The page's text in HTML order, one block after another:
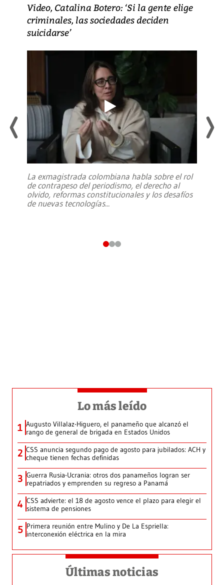
Video, Catalina Botero: ‘Si la gente elige
criminales, las sociedades deciden
suicidarse’
La exmagistrada colombiana habla sobre el rol
de contrapeso del periodismo, el derecho al
olvido, reformas constitucionales y los desafíos
de nuevas tecnologías...
Lo más leído
1 Augusto Villalaz-Higuero, el panameño que alcanzó el
rango de general de brigada en Estados Unidos
2 CSS anuncia segundo pago de agosto para jubilados: ACH y
cheque tienen fechas definidas
3 Guerra Rusia-Ucrania: otros dos panameños logran ser
repatriados y emprenden su regreso a Panamá
4 CSS advierte: el 18 de agosto vence el plazo para elegir el
sistema de pensiones
5 Primera reunión entre Mulino y De La Espriella:
interconexión eléctrica en la mira
Últimas noticias